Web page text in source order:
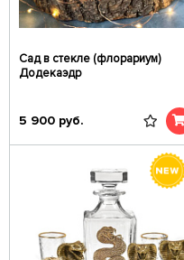
Сад в стекле (флорариум)
Додекаэдр
5 900 руб.